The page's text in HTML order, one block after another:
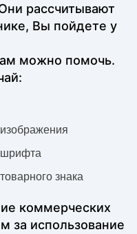
рассчитывают
Вы пойдете у
можно помочь.
шрифта
знака
коммерческих
за использование